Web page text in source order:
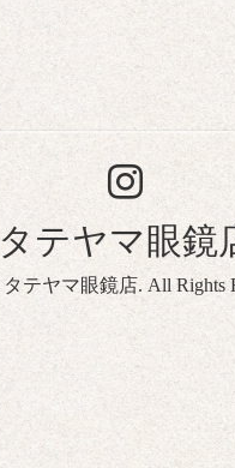
タテヤマ眼鏡
タテヤマ眼鏡店. All Rights